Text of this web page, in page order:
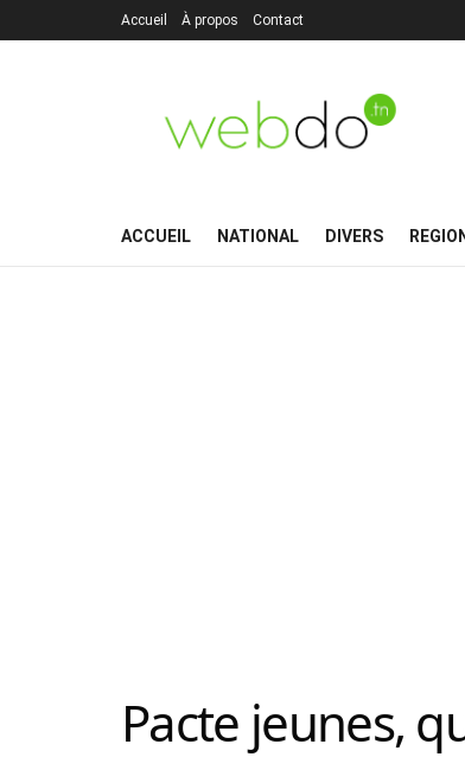
Accueil À propos Contact
ACCUEIL NATIONAL DIVERS
Pacte jeunes,